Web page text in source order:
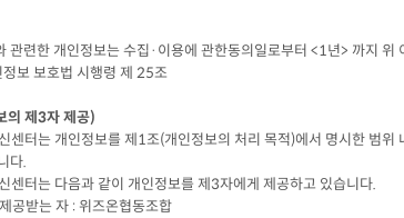
관련한 개인정보는 수집·이용에 관한동의일로부터 <1년> 까
보 보호법 시행령 제 25조
의 제3자 제공)
터는 개인정보를 제1조(개인정보의 처리 목적)에서 명시한 범위
니다.
센터는 다음과 같이 개인정보를 제3자에게 제공하고 있습니다.
제공받는 자 : 위즈온협동조합